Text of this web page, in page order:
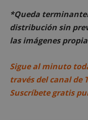
*Queda
distribución sin
las imágenes
Sigue al minuto
través del canal de
Suscríbete gratis
Cookies
Las cookies
funcionalidad